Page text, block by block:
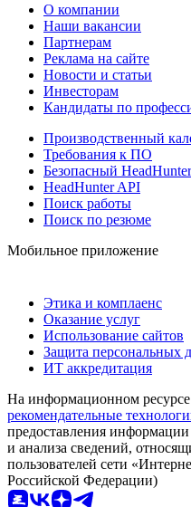
О компании
Наши вакансии
Партнерам
Реклама на сайте
Новости и статьи
Инвесторам
Кандидаты по
Производственный
Требования к ПО
Безопасный HeadHunter
HeadHunter API
Поиск работы
Поиск по резюме
Мобильное приложение
Этика и комплаенс
Оказание услуг
Использование сайтов
Защита персональных
ИТ аккредитация
На информационном
рекомендательные
предоставления информации
и анализа сведений,
пользователей сети
Российской Федерации)